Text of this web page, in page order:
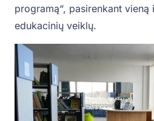
programą“, pasirenkant
edukacinių veiklų.